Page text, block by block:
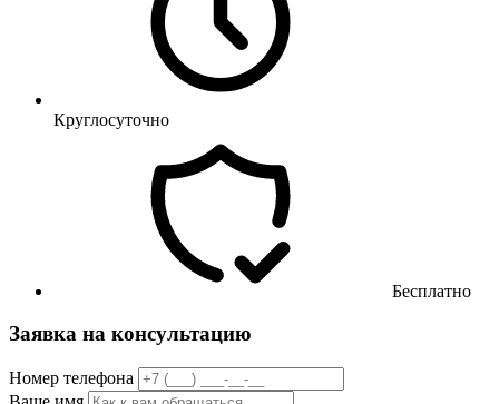
Круглосуточно
Бесплатно
Заявка на консультацию
Номер телефона